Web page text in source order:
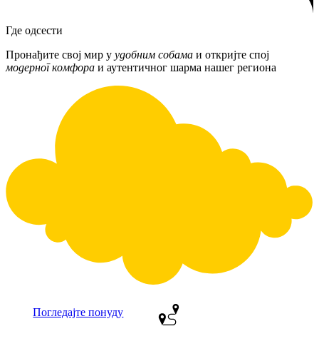
Где одсести
Пронађите свој мир у удобним собама и откријте спој
модерног комфора и аутентичног шарма нашег региона
Погледајте понуду